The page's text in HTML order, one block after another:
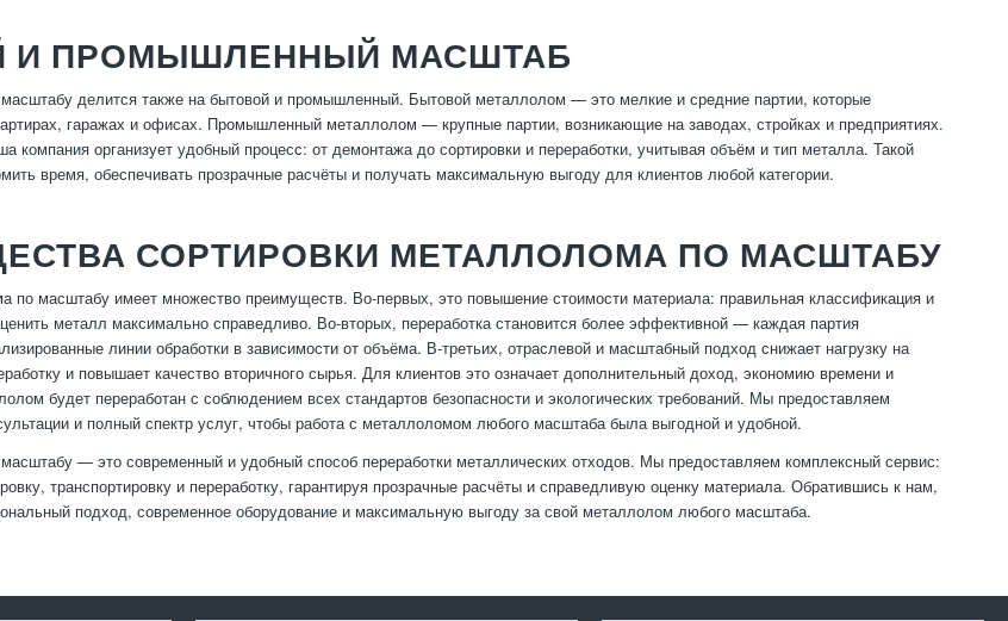
И ПРОМЫШЛЕННЫЙ МАСШТАБ
делится также на бытовой и промышленный. Бытовой металлолом — это мелкие и средние партии, которые
гаражах и офисах. Промышленный металлолом — крупные партии, возникающие на заводах, стройках и предприятиях.
компания организует удобный процесс: от демонтажа до сортировки и переработки, учитывая объём и тип металла. Такой
время, обеспечивать прозрачные расчёты и получать максимальную выгоду для клиентов любой категории.
СОРТИРОВКИ МЕТАЛЛОЛОМА ПО МАСШТАБУ
по масштабу имеет множество преимуществ. Во-первых, это повышение стоимости материала: правильная классификация и
металл максимально справедливо. Во-вторых, переработка становится более эффективной — каждая партия
линии обработки в зависимости от объёма. В-третьих, отраслевой и масштабный подход снижает нагрузку на
и повышает качество вторичного сырья. Для клиентов это означает дополнительный доход, экономию времени и
будет переработан с соблюдением всех стандартов безопасности и экологических требований. Мы предоставляем
и полный спектр услуг, чтобы работа с металлоломом любого масштаба была выгодной и удобной.
— это современный и удобный способ переработки металлических отходов. Мы предоставляем комплексный сервис:
транспортировку и переработку, гарантируя прозрачные расчёты и справедливую оценку материала. Обратившись к нам,
подход, современное оборудование и максимальную выгоду за свой металлолом любого масштаба.